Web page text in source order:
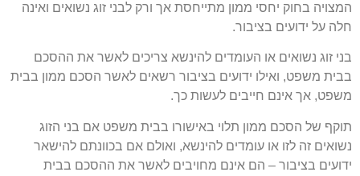
המצויה בחוק יחסי ממון מתייחסת אך ורק לבני זוג נשואים ואינה
חלה על ידועים בציבור.
בני זוג נשואים או העומדים להינשא צריכים לאשר את ההסכם
בבית משפט, ואילו ידועים בציבור רשאים לאשר הסכם ממון בבית
משפט, אך אינם חייבים לעשות כך.
תוקף של הסכם ממון תלוי באישורו בבית משפט אם בני הזוג
נשואים זה לזו או עומדים להינשא, ואולם אם בכוונתם להישאר
ידועים בציבור – הם אינם מחויבים לאשר את ההסכם בבית